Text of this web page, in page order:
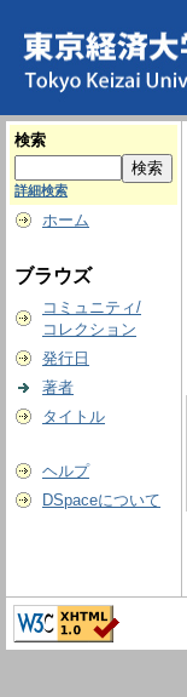
検索
詳細検索
ホーム
ブラウズ
コミュニティ/
コレクション
発行日
著者
タイトル
ヘルプ
DSpaceについて